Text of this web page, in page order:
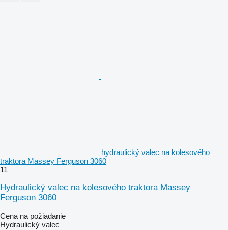
hydraulický valec na kolesového
traktora Massey Ferguson 3060
11
Hydraulický valec na kolesového traktora Massey
Ferguson 3060
Cena na požiadanie
Hydraulický valec